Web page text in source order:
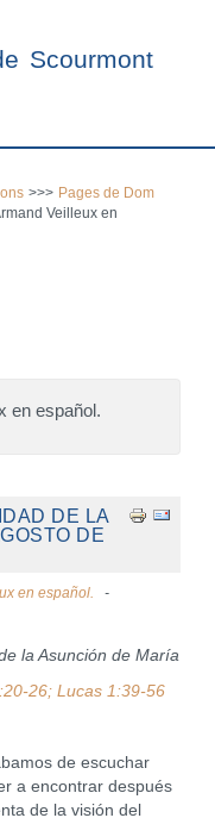
Scourmont
>>> Pages de Dom
Veilleux en
en español.
DE LA
DE
en español.
la Asunción de María
26; Lucas 1:39-56
de escuchar
a encontrar después
de la visión del